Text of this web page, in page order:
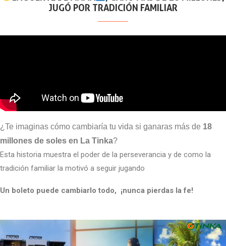
JUGÓ POR TRADICIÓN FAMILIAR
¿Te imaginas cómo cambiaría tu vida si ganaras más de 18
millones de soles en La Tinka?
Esta historia muestra el poder de la perseverancia y de como la
tradición familiar la motivó a seguir jugando
Un boleto puede cambiarlo todo, ¡nunca pierdas la fe!